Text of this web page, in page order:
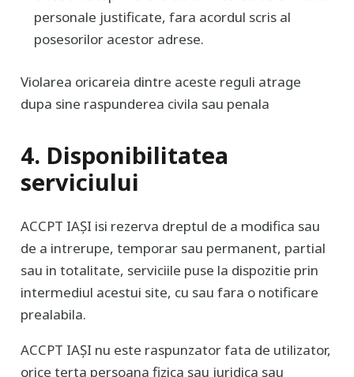
personale justificate, fara acordul scris al
posesorilor acestor adrese.
Violarea oricareia dintre aceste reguli atrage
dupa sine raspunderea civila sau penala
4. Disponibilitatea
serviciului
ACCPT IAȘI isi rezerva dreptul de a modifica sau
de a intrerupe, temporar sau permanent, partial
sau in totalitate, serviciile puse la dispozitie prin
intermediul acestui site, cu sau fara o notificare
prealabila.
ACCPT IAȘI nu este raspunzator fata de utilizator,
orice terta persoana fizica sau juridica sau